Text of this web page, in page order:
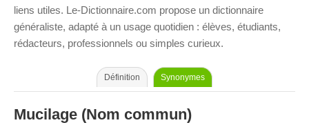
liens utiles. Le-Dictionnaire.com propose un dictionnaire
généraliste, adapté à un usage quotidien : élèves, étudiants,
rédacteurs, professionnels ou simples curieux.
Définition Synonymes
Mucilage (Nom commun)